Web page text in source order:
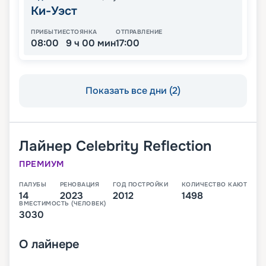
Ки-Уэст
ПРИБЫТИЕ
08:00
СТОЯНКА
9 ч 00 мин
ОТПРАВЛЕНИЕ
17:00
Показать все дни (2)
Лайнер Celebrity Reflection
ПРЕМИУМ
ПАЛУБЫ
14
РЕНОВАЦИЯ
2023
ГОД ПОСТРОЙКИ
2012
КОЛИЧЕСТВО КАЮТ
1498
ВМЕСТИМОСТЬ (ЧЕЛОВЕК)
3030
О лайнере